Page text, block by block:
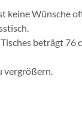
keine Wünsche
beträgt 76
vergrößern.